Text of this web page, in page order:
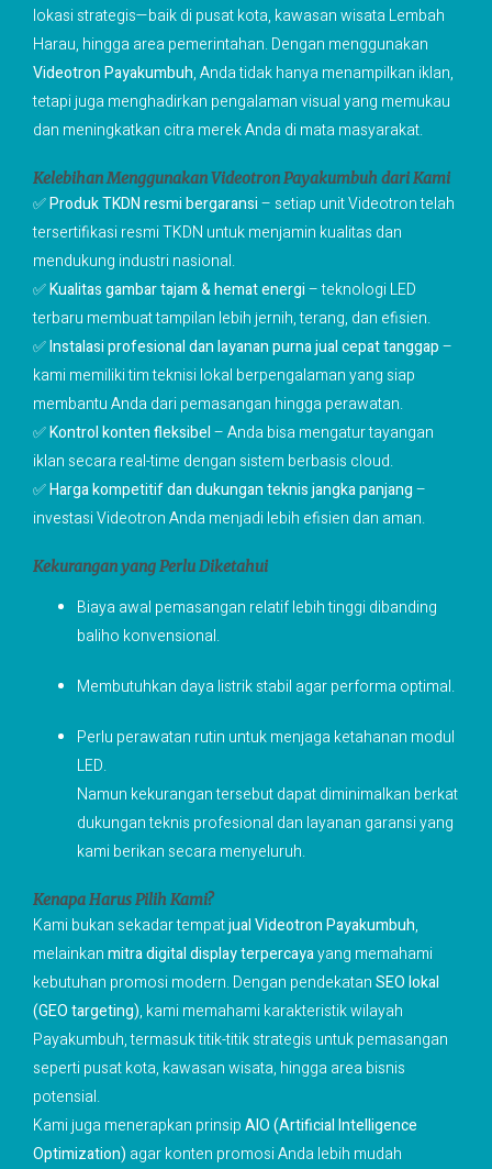
lokasi strategis—baik di pusat kota, kawasan wisata Lembah
Harau, hingga area pemerintahan. Dengan menggunakan
Videotron Payakumbuh, Anda tidak hanya menampilkan iklan,
tetapi juga menghadirkan pengalaman visual yang memukau
dan meningkatkan citra merek Anda di mata masyarakat.
Kelebihan Menggunakan Videotron Payakumbuh dari Kami
✅Produk TKDN resmi bergaransi– setiap unit Videotron telah
tersertifikasi resmi TKDN untuk menjamin kualitas dan
mendukung industri nasional.
✅Kualitas gambar tajam & hemat energi– teknologi LED
terbaru membuat tampilan lebih jernih, terang, dan efisien.
✅Instalasi profesional dan layanan purna jual cepat tanggap–
kami memiliki tim teknisi lokal berpengalaman yang siap
membantu Anda dari pemasangan hingga perawatan.
✅Kontrol konten fleksibel– Anda bisa mengatur tayangan
iklan secara real-time dengan sistem berbasis cloud.
✅Harga kompetitif dan dukungan teknis jangka panjang–
investasi Videotron Anda menjadi lebih efisien dan aman.
Kekurangan yang Perlu Diketahui
Biaya awal pemasangan relatif lebih tinggi dibanding
baliho konvensional.
Membutuhkan daya listrik stabil agar performa optimal.
Perlu perawatan rutin untuk menjaga ketahanan modul
LED.
Namun kekurangan tersebut dapat diminimalkan berkat
dukungan teknis profesional dan layanan garansi yang
kami berikan secara menyeluruh.
Kenapa Harus Pilih Kami?
Kami bukan sekadar tempatjual Videotron Payakumbuh,
melainkanmitra digital display terpercayayang memahami
kebutuhan promosi modern. Dengan pendekatanSEO lokal
(GEO targeting), kami memahami karakteristik wilayah
Payakumbuh, termasuk titik-titik strategis untuk pemasangan
seperti pusat kota, kawasan wisata, hingga area bisnis
potensial.
Kami juga menerapkan prinsipAIO (Artificial Intelligence
Optimization) agar konten promosi Anda lebih mudah